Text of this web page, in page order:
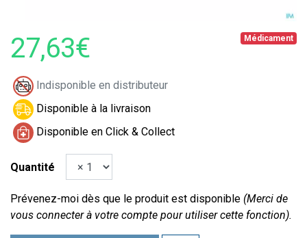
Médicament
27,63€
Indisponible en distributeur
Disponible à la livraison
Disponible en Click & Collect
Quantité
Prévenez-moi dès que le produit est disponible (Merci de
vous connecter à votre compte pour utiliser cette fonction).